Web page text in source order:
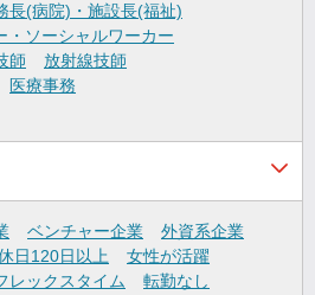
長(病院)・施設長(福祉)
・ソーシャルワーカー
師
放射線技師
医療事務
ベンチャー企業
外資系企業
日120日以上
女性が活躍
レックスタイム
転勤なし